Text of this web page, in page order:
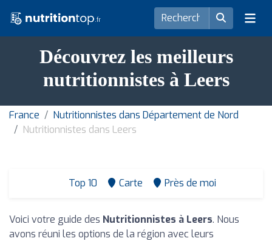
Découvrez les meilleurs
nutritionnistes à Leers
France
Nutritionnistes dans Département de Nord
Nutritionnistes dans Leers
Top 10 Carte Près de moi
Voici votre guide des Nutritionnistes à Leers. Nous
avons réuni les options de la région avec leurs